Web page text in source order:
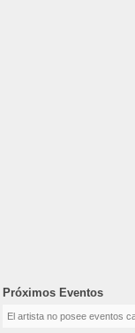
Próximos Eventos
El artista no posee eventos